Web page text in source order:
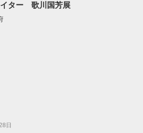
イター 歌川国芳展
日